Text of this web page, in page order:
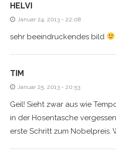
HELVI
Januar 24, 2013 - 22:08
sehr beeindruckendes bild
TIM
Januar 25, 2013 - 20:53
Geil! Sieht zwar aus wie
in der Hosentasche
erste Schritt zum Nobelpreis.